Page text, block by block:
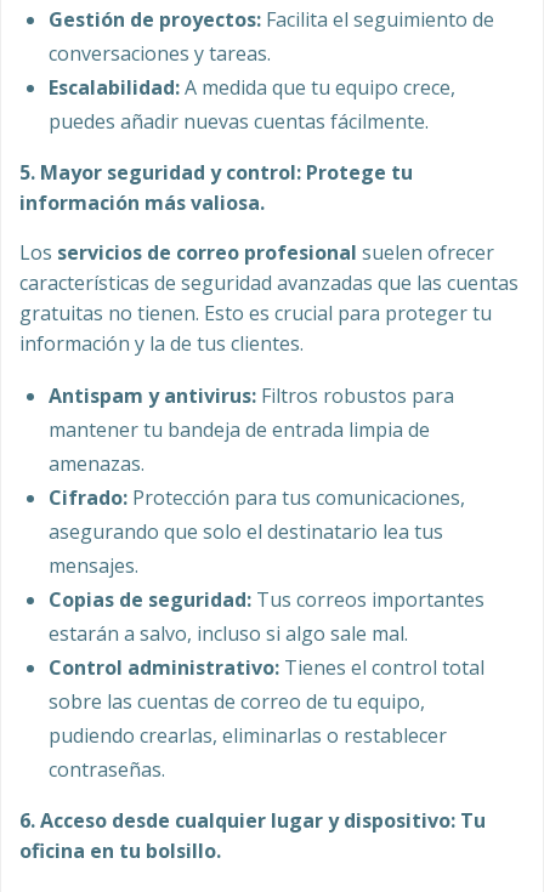
Gestión de proyectos: Facilita el seguimiento de
conversaciones y tareas.
Escalabilidad:A medida que tu equipo crece,
puedes añadir nuevas cuentas fácilmente.
5. Mayor seguridad y control: Protege tu
información más valiosa.
Los servicios de correo profesional suelen ofrecer
características de seguridad avanzadas que las cuentas
gratuitas no tienen. Esto es crucial para proteger tu
información y la de tus clientes.
Antispam y antivirus: Filtros robustos para
mantener tu bandeja de entrada limpia de
amenazas.
Cifrado: Protección para tus comunicaciones,
asegurando que solo el destinatario lea tus
mensajes.
Copias de seguridad: Tus correos importantes
estarán a salvo, incluso si algo sale mal.
Control administrativo: Tienes el control total
sobre las cuentas de correo de tu equipo,
pudiendo crearlas, eliminarlas o restablecer
contraseñas.
6. Acceso desde cualquier lugar y dispositivo: Tu
oficina en tu bolsillo.